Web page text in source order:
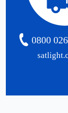
0800